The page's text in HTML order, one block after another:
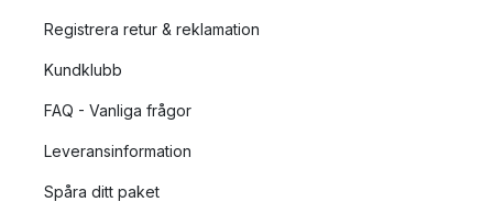
Registrera retur & reklamation
Kundklubb
FAQ - Vanliga frågor
Leveransinformation
Spåra ditt paket